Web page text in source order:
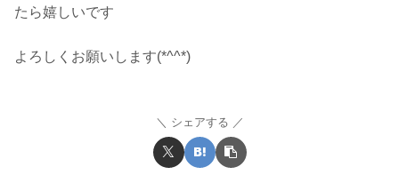
たら嬉しいです
よろしくお願いします(*^^*)
シェアする